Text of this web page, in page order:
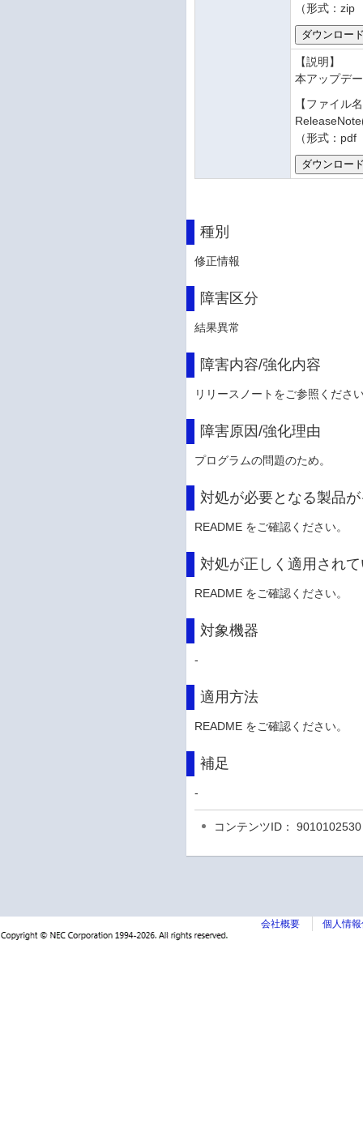
（形式：
【説明】
本アップデ
【ファイル
（形式：
種別
修正情報
障害区分
結果異常
障害内容/強化内容
リリースノートをご参照くださ
障害原因/強化理由
プログラムの問題のため。
対処が必要となる製品
README をご確認ください。
対処が正しく適用され
README をご確認ください。
対象機器
-
適用方法
README をご確認ください。
補足
-
コンテンツID： 9010102530
会社概要 個人情